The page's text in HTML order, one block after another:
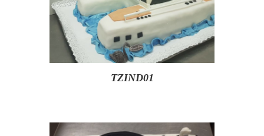
TZIND01